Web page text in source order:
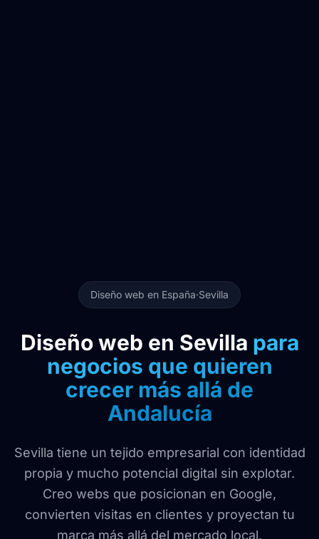
Diseño web en España·Sevilla
Diseño web en Sevilla para
negocios que quieren
crecer más allá de
Andalucía
Sevilla tiene un tejido empresarial con identidad
propia y mucho potencial digital sin explotar.
Creo webs que posicionan en Google,
convierten visitas en clientes y proyectan tu
marca más allá del mercado local.